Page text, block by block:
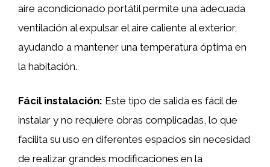
aire acondicionado portátil permite una adecuada
ventilación al expulsar el aire caliente al exterior,
ayudando a mantener una temperatura óptima en
la habitación.
Fácil instalación: Este tipo de salida es fácil de
instalar y no requiere obras complicadas, lo que
facilita su uso en diferentes espacios sin necesidad
de realizar grandes modificaciones en la